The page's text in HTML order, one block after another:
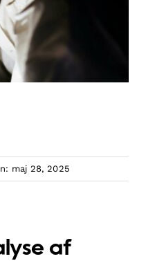
maj 28, 2025
af